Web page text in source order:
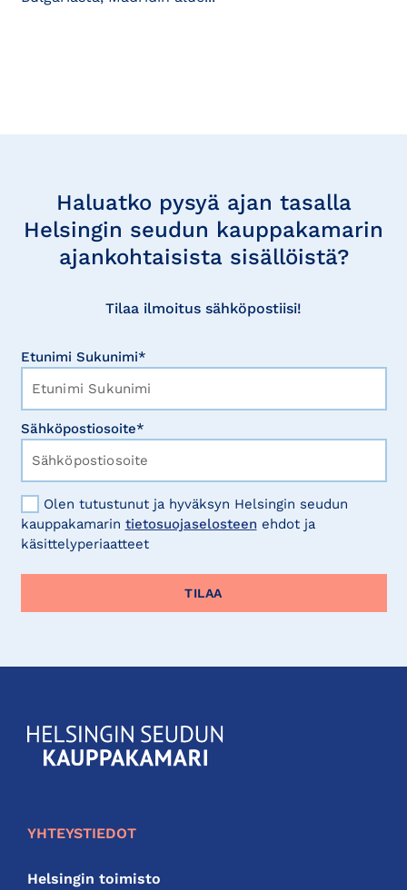
Haluatko pysyä ajan tasalla
Helsingin seudun kauppakamarin
ajankohtaisista sisällöistä?
Tilaa ilmoitus sähköpostiisi!
Etunimi Sukunimi*
Sähköpostiosoite*
Olen tutustunut ja hyväksyn Helsingin seudun
kauppakamarin tietosuojaselosteen ehdot ja
käsittelyperiaatteet
KauppakamariHelsingin
seudun
YHTEYSTIEDOT
Helsingin toimisto